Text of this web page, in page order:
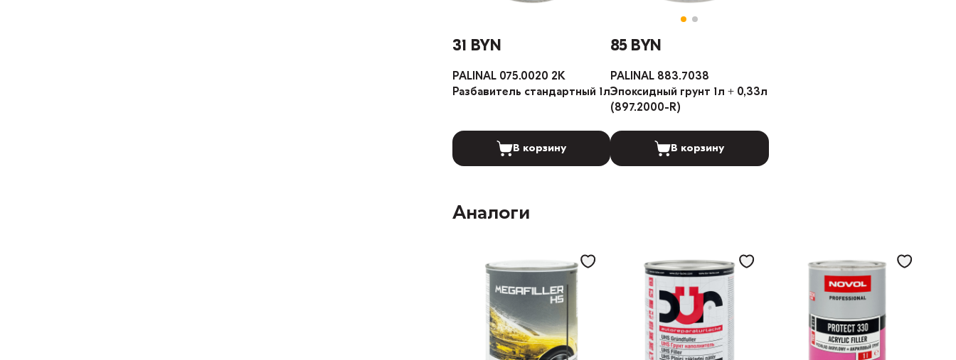
31 BYN
PALINAL 075.0020 2К
Разбавитель стандартный 1л
В корзину
85 BYN
PALINAL 883.7038
Эпоксидный грунт 1л + 0,33л
(897.2000-R)
В корзину
Аналоги